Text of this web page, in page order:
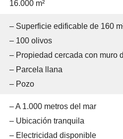
16.000 m²
– Superficie edificable de 160
– 100 olivos
– Propiedad cercada con muro
– Parcela llana
– Pozo
– A 1.000 metros del mar
– Ubicación tranquila
– Electricidad disponible